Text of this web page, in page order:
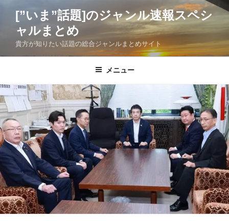
ツ
ッ
プ
[”いま”話題]のジャンル速報スペシ
ャルまとめ
貴方が知りたい話題の総合ジャンルまとめサイト
メニュー